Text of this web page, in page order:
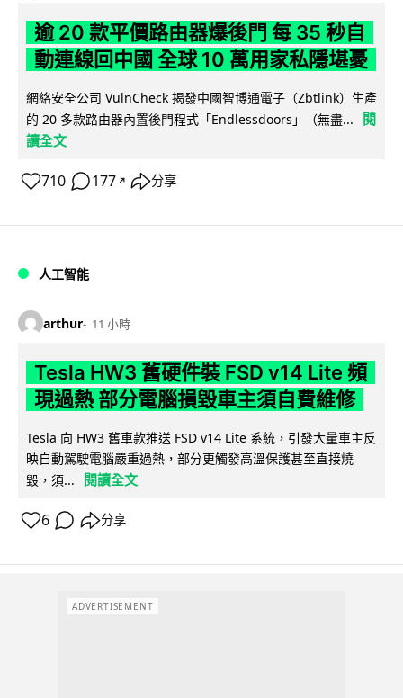
逾 20 款平價路由器爆後門 每 35 秒自
動連線回中國 全球 10 萬用家私隱堪憂
網絡安全公司 VulnCheck 揭發中國智博通電子（Zbtlink）生產
的 20 多款路由器內置後門程式「Endlessdoors」（無盡...
閱
讀全文
710 177 ↗ 分享
人工智能
arthur 11 小時
Tesla HW3 舊硬件裝 FSD v14 Lite 頻
現過熱 部分電腦損毀車主須自費維修
Tesla 向 HW3 舊車款推送 FSD v14 Lite 系統，引發大量車主反
映自動駕駛電腦嚴重過熱，部分更觸發高溫保護甚至直接燒
毀，須...
閱讀全文
6 分享
ADVERTISEMENT